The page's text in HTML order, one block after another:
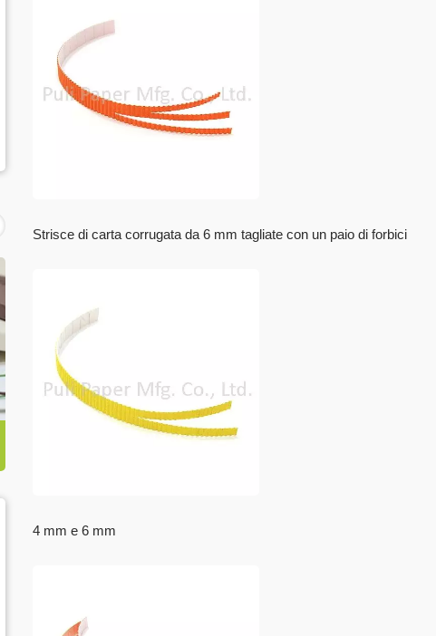
Carta velina per regali
Strisce di carta corrugata da 6 mm tagliate con un paio di forbici
4 mm e 6 mm